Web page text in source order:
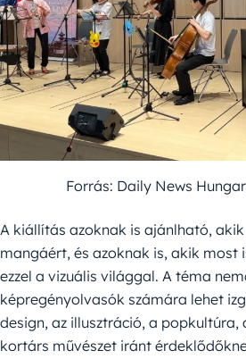
Forrás: Daily News
A kiállítás azoknak is ajánlható,
mangáért, és azoknak is, akik most
ezzel a vizuális világgal. A téma
képregényolvasók számára lehet
design, az illusztráció, a popkultúra,
kortárs művészet iránt